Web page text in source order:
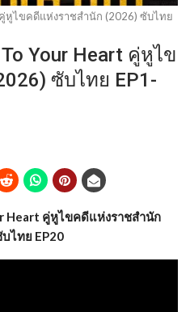
หูไขคดีแห่งราชสำนัก (2026) ซับไทย
Your Heart คู่หูไข
ซับไทย EP1-
Heart คู่หูไขคดีแห่งราชสำนัก
ไทย EP20